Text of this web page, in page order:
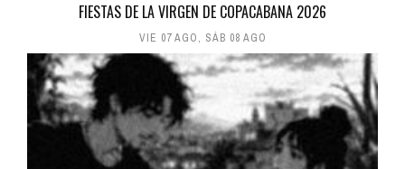
FIESTAS DE LA VIRGEN DE COPACABANA 2026
VIE 07 AGO, SÁB 08 AGO